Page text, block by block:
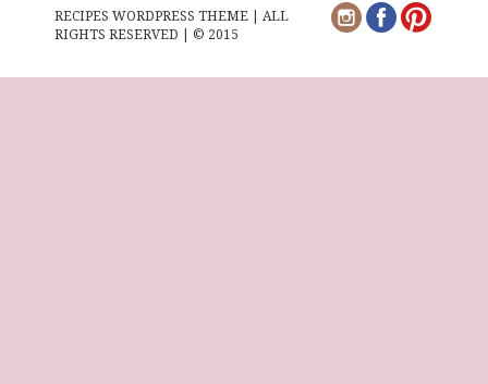
RECIPES WORDPRESS THEME | ALL
RIGHTS RESERVED | © 2015